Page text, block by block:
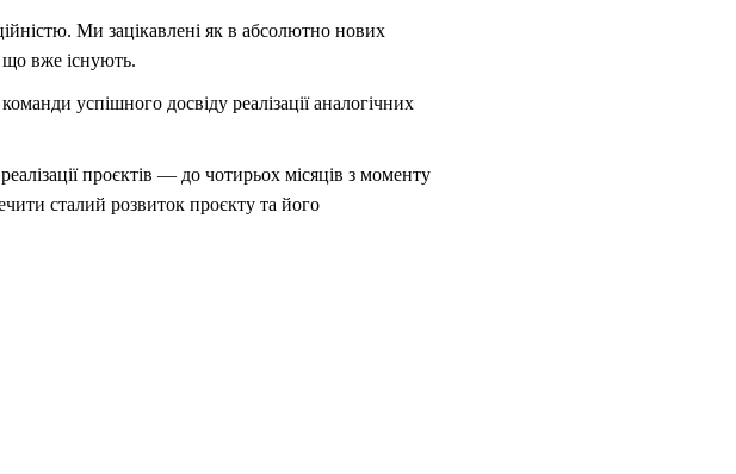
Ми зацікавлені як в абсолютно нових
що вже існують.
успішного досвіду реалізації аналогічних
проєктів — до чотирьох місяців з моменту
сталий розвиток проєкту та його